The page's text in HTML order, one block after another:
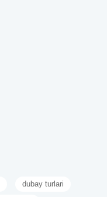
dubay turlari